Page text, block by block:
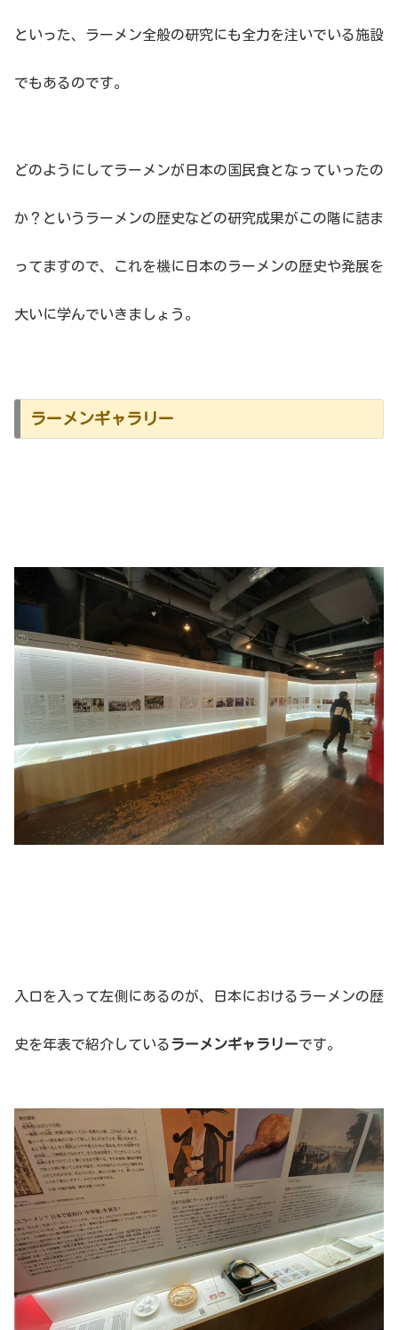
といった、ラーメン全般の研究にも全力を注いでいる施設
でもあるのです。
どのようにしてラーメンが日本の国民食となっていったの
か？というラーメンの歴史などの研究成果がこの階に詰ま
ってますので、これを機に日本のラーメンの歴史や発展を
大いに学んでいきましょう。
ラーメンギャラリー
入口を入って左側にあるのが、日本におけるラーメンの歴
史を年表で紹介しているラーメンギャラリーです。